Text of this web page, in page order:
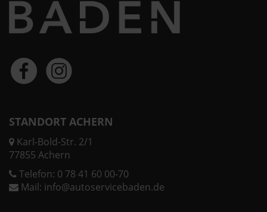
STANDORT ACHERN
Karl-Bold-Str. 2/1
77855 Achern
Telefon: 0 78 41 60 00-70
Mail: info@autoservicebaden.de